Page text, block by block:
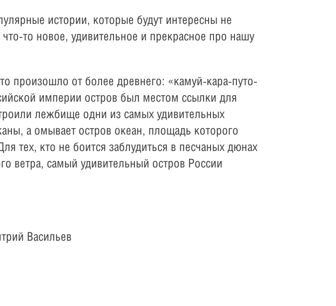
истории, которые будут интересны не
то новое, удивительное и прекрасное про нашу
произошло от более древнего: «камуй-кара-путо-
империи остров был местом ссылки для
лежбище одни из самых удивительных
а омывает остров океан, площадь которого
кто не боится заблудиться в песчаных дюнах
ветра, самый удивительный остров России
Васильев